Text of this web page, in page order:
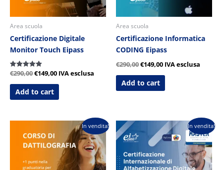
Area scuola
Certificazione Digitale
Monitor Touch Eipass
Valutato
su 5
€290,00€149,00 IVA esclusa
Add to cart
Area scuola
Certificazione Informatica
CODING Eipass
€290,00€149,00 IVA esclusa
Add to cart
In vendita!
prezzo
originale
era:
prezzo
attuale
è:
€59,00.
In vendita!
prezzo
originale
era:
€249,00.
Il
prezzo
attuale
è:
€155,00.